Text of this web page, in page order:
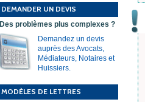
DEMANDER UN DEVIS
Des problèmes plus complexes ?
Demandez un devis
auprès des Avocats,
Médiateurs, Notaires et
Huissiers.
MODÈLES DE LETTRES